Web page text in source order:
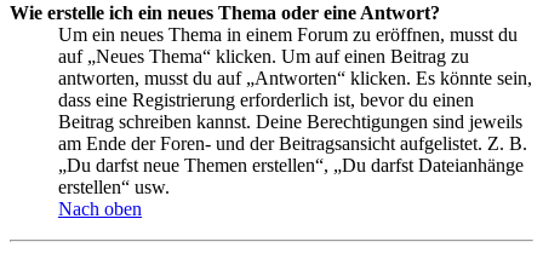
Wie erstelle ich ein neues Thema oder eine Antwort?
Um ein neues Thema in einem Forum zu eröffnen, musst du
auf „Neues Thema“ klicken. Um auf einen Beitrag zu
antworten, musst du auf „Antworten“ klicken. Es könnte sein,
dass eine Registrierung erforderlich ist, bevor du einen
Beitrag schreiben kannst. Deine Berechtigungen sind jeweils
am Ende der Foren- und der Beitragsansicht aufgelistet. Z. B.
„Du darfst neue Themen erstellen“, „Du darfst Dateianhänge
erstellen“ usw.
Nach oben